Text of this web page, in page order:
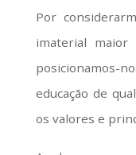
Por
imaterial maior
educação de
os valores e